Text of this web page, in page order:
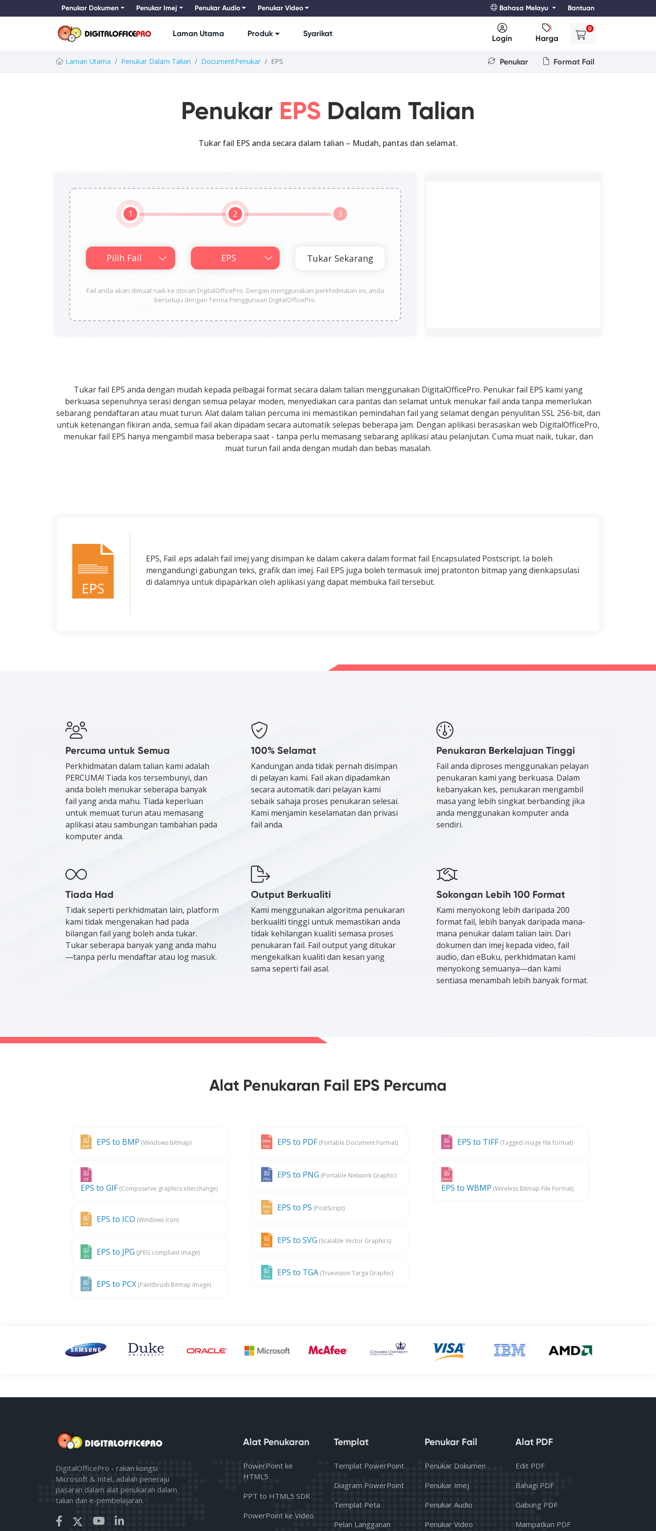
Penukar Dokumen Penukar Imej Penukar Audio Penukar Video Bahasa Melayu Bantuan
Laman Utama Produk Syarikat
Login Harga
0
Laman Utama Penukar Dalam Talian DocumentPenukar EPS Penukar Format Fail
Penukar EPS Dalam Talian
Tukar fail EPS anda secara dalam talian – Mudah, pantas dan selamat.
1
Pilih Fail
2 3
Fail anda akan dimuat naik ke storan DigitalOfficePro. Dengan menggunakan perkhidmatan ini, anda
bersetuju dengan Terma Penggunaan DigitalOfficePro.
Tukar fail EPS anda dengan mudah kepada pelbagai format secara dalam talian menggunakan DigitalOfficePro. Penukar fail EPS kami yang
berkuasa sepenuhnya serasi dengan semua pelayar moden, menyediakan cara pantas dan selamat untuk menukar fail anda tanpa memerlukan
sebarang pendaftaran atau muat turun. Alat dalam talian percuma ini memastikan pemindahan fail yang selamat dengan penyulitan SSL 256-bit, dan
untuk ketenangan fikiran anda, semua fail akan dipadam secara automatik selepas beberapa jam. Dengan aplikasi berasaskan web DigitalOfficePro,
menukar fail EPS hanya mengambil masa beberapa saat - tanpa perlu memasang sebarang aplikasi atau pelanjutan. Cuma muat naik, tukar, dan
muat turun fail anda dengan mudah dan bebas masalah.
EPS, Fail .eps adalah fail imej yang disimpan ke dalam cakera dalam format fail Encapsulated Postscript. Ia boleh
mengandungi gabungan teks, grafik dan imej. Fail EPS juga boleh termasuk imej pratonton bitmap yang dienkapsulasi
di dalamnya untuk dipaparkan oleh aplikasi yang dapat membuka fail tersebut.
Percuma untuk Semua
Perkhidmatan dalam talian kami adalah
PERCUMA! Tiada kos tersembunyi, dan
anda boleh menukar seberapa banyak
fail yang anda mahu. Tiada keperluan
untuk memuat turun atau memasang
aplikasi atau sambungan tambahan pada
komputer anda.
100% Selamat
Kandungan anda tidak pernah disimpan
di pelayan kami. Fail akan dipadamkan
secara automatik dari pelayan kami
sebaik sahaja proses penukaran selesai.
Kami menjamin keselamatan dan privasi
fail anda.
Penukaran Berkelajuan Tinggi
Fail anda diproses menggunakan pelayan
penukaran kami yang berkuasa. Dalam
kebanyakan kes, penukaran mengambil
masa yang lebih singkat berbanding jika
anda menggunakan komputer anda
sendiri.
Tiada Had
Tidak seperti perkhidmatan lain, platform
kami tidak mengenakan had pada
bilangan fail yang boleh anda tukar.
Tukar seberapa banyak yang anda mahu
—tanpa perlu mendaftar atau log masuk.
Output Berkualiti
Kami menggunakan algoritma penukaran
berkualiti tinggi untuk memastikan anda
tidak kehilangan kualiti semasa proses
penukaran fail. Fail output yang ditukar
mengekalkan kualiti dan kesan yang
sama seperti fail asal.
Sokongan Lebih 100 Format
Kami menyokong lebih daripada 200
format fail, lebih banyak daripada mana-
mana penukar dalam talian lain. Dari
dokumen dan imej kepada video, fail
audio, dan eBuku, perkhidmatan kami
menyokong semuanya—dan kami
sentiasa menambah lebih banyak format.
Alat Penukaran Fail EPS Percuma
EPS to BMP (Windows bitmap)
EPS to GIF (Compuserve graphics interchange)
EPS to ICO (Windows Icon)
EPS to JPG (JPEG compliant image)
EPS to PCX (Paintbrush Bitmap Image)
EPS to PDF(Portable Document Format)
EPS to PNG (Portable Network Graphic)
EPS to PS (PostScript)
EPS to SVG (Scalable Vector Graphics)
EPS to TGA(Truevision Targa Graphic)
EPS to TIFF(Tagged image file format)
EPS to WBMP (Wireless Bitmap File Format)
DigitalOfficePro - rakan kongsi
Microsoft & Intel, adalah peneraju
pasaran dalam alat penukaran dalam
talian dan e-pembelajaran.
Alat Penukaran
PowerPoint ke
HTML5
PPT to HTML5 SDK
PowerPoint ke Video
Templat
Templat PowerPoint
Diagram PowerPoint
Templat Peta
Pelan Langganan
Penukar Fail
Penukar Dokumen
Penukar Imej
Penukar Audio
Penukar Video
Alat PDF
Edit PDF
Bahagi PDF
Gabung PDF
Mampatkan PDF